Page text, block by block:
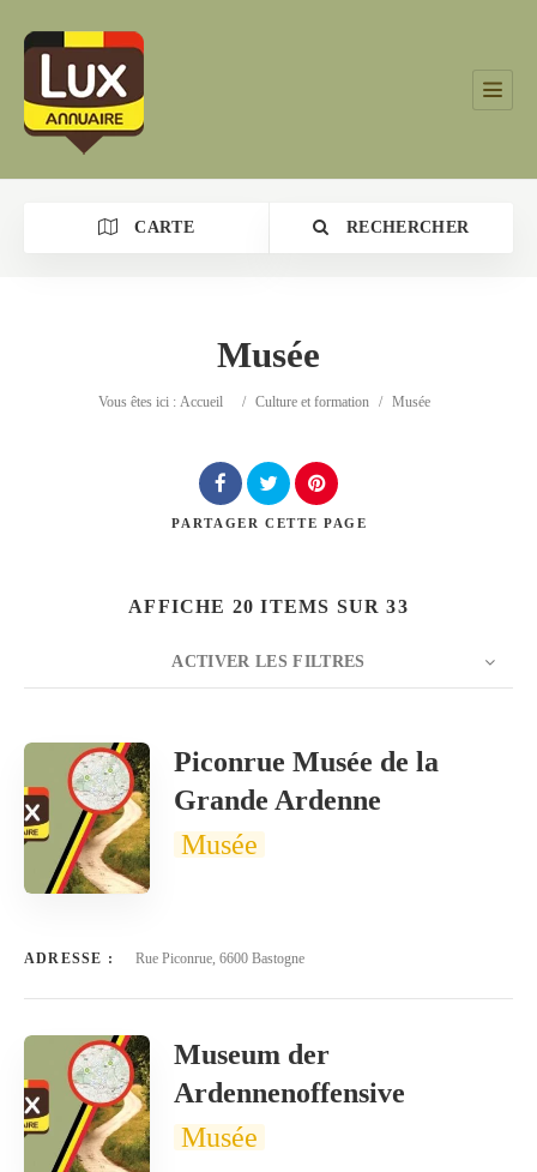
CARTE RECHERCHER
Catégorie
Rechercher
Musée
Vous êtes ici : Accueil / Culture et formation / Musée
PARTAGER CETTE PAGE
AFFICHE 20 ITEMS SUR 33
ACTIVER LES FILTRES
NOMBRE 20
Piconrue Musée de la
Grande Ardenne
Musée
ADRESSE : Rue Piconrue, 6600 Bastogne
Museum der
Ardennenoffensive
Musée